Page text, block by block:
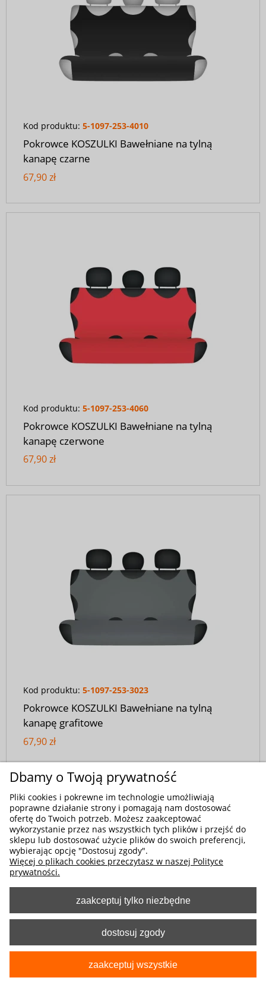
Kod produktu: 5-1097-253-4010
Pokrowce KOSZULKI Bawełniane na tylną
kanapę czarne
67,90 zł
Kod produktu: 5-1097-253-4060
Pokrowce KOSZULKI Bawełniane na tylną
kanapę czerwone
67,90 zł
Kod produktu: 5-1097-253-3023
Pokrowce KOSZULKI Bawełniane na tylną
kanapę grafitowe
67,90 zł
5-1097-253-4030
Dbamy o Twoją prywatność
Pliki cookies i pokrewne im technologie umożliwiają
poprawne działanie strony i pomagają nam dostosować
ofertę do Twoich potrzeb. Możesz zaakceptować
wykorzystanie przez nas wszystkich tych plików i przejść do
sklepu lub dostosować użycie plików do swoich preferencji,
wybierając opcję "Dostosuj zgody".
Więcej o plikach cookies przeczytasz w naszej Polityce
prywatności.
zaakceptuj tylko niezbędne
dostosuj zgody
zaakceptuj wszystkie